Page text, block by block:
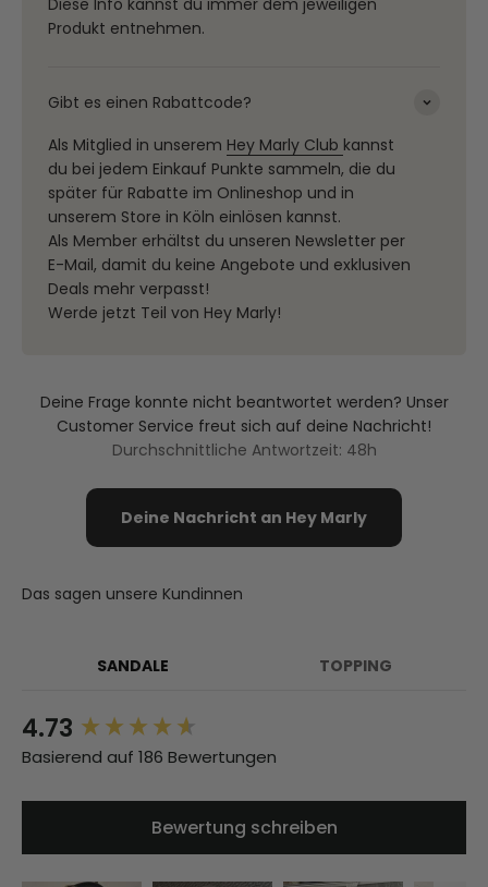
Produkt entnehmen.
Gibt es einen Rabattcode?
Als Mitglied in unserem Hey Marly Club kannst
du bei jedem Einkauf Punkte sammeln, die du
später für Rabatte im Onlineshop und in
unserem Store in Köln einlösen kannst.
Als Member erhältst du unseren Newsletter per
E-Mail, damit du keine Angebote und exklusiven
Deals mehr verpasst!
Werde jetzt Teil von Hey Marly!
Deine Frage konnte nicht beantwortet werden? Unser
Customer Service freut sich auf deine Nachricht!
Durchschnittliche Antwortzeit: 48h
Deine Nachricht an Hey Marly
Das sagen unsere Kundinnen
SANDALE TOPPING
4.73
Basierend auf 186 Bewertungen
Bewertung schreiben
New content loaded